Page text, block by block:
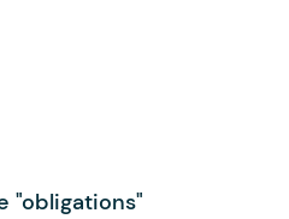
"obligations"